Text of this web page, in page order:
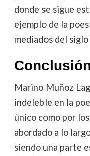
donde se sigue
ejemplo de la
mediados del siglo
Marino Muñoz
indeleble en la
único como por
abordado a lo
siendo una parte